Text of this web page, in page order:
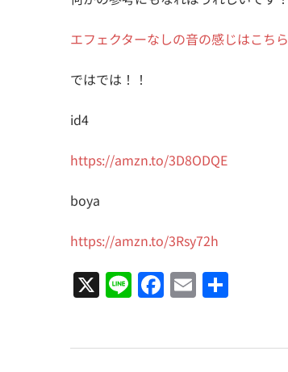
エフェクターなしの音の感じはこちら
ではでは！！
id4
https://amzn.to/3D8ODQE
boya
https://amzn.to/3Rsy72h
X LineFacebook
Email